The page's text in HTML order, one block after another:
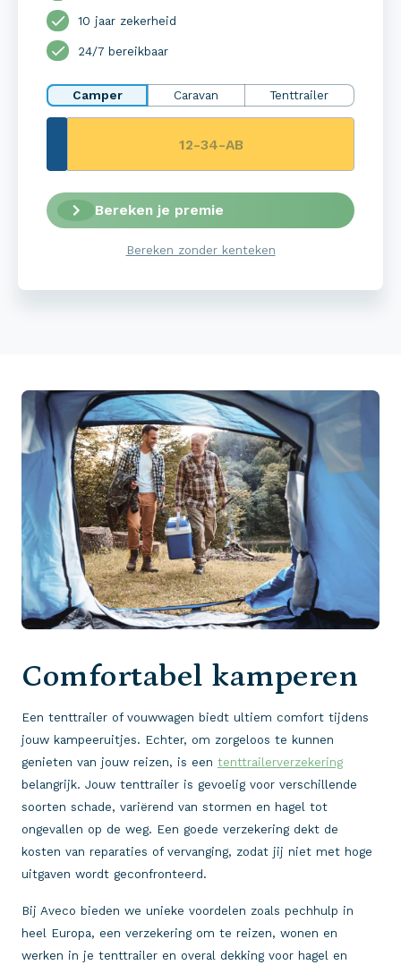
10 jaar zekerheid
24/7 bereikbaar
Camper Caravan Tenttrailer
Bereken je premie
Bereken zonder kenteken
Comfortabel kamperen
Een tenttrailer of vouwwagen biedt ultiem comfort tijdens
jouw kampeeruitjes. Echter, om zorgeloos te kunnen
genieten van jouw reizen, is een tenttrailerverzekering
belangrijk. Jouw tenttrailer is gevoelig voor verschillende
soorten schade, variërend van stormen en hagel tot
ongevallen op de weg. Een goede verzekering dekt de
kosten van reparaties of vervanging, zodat jij niet met hoge
uitgaven wordt geconfronteerd.
Bij Aveco bieden we unieke voordelen zoals pechhulp in
heel Europa, een verzekering om te reizen, wonen en
werken in je tenttrailer en overal dekking voor hagel en